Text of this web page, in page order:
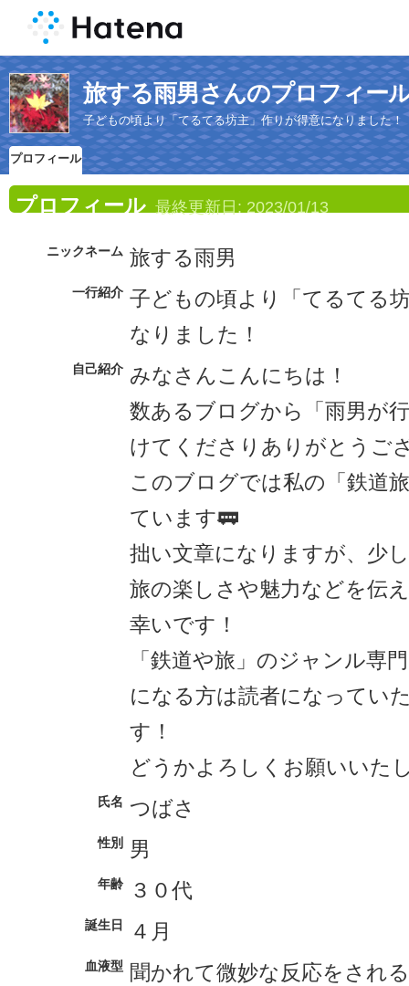
旅する雨男さんのプロフィー
子どもの頃より「てるてる坊主」作りが得意になりました！
プロフィール
プロフィール 最終更新日: 2023/01/13
ニックネーム 旅する雨男
一行紹介 子どもの頃より「てるてる
なりました！
自己紹介 みなさんこんにちは！
数あるブログから「雨男が
けてくださりありがとうご
このブログでは私の「鉄道
ています🚃
拙い文章になりますが、少
旅の楽しさや魅力などを伝
幸いです！
「鉄道や旅」のジャンル専
になる方は読者になってい
す！
どうかよろしくお願いいた
氏名 つばさ
性別 男
年齢 ３０代
誕生日 ４月
血液型 聞かれて微妙な反応をされ